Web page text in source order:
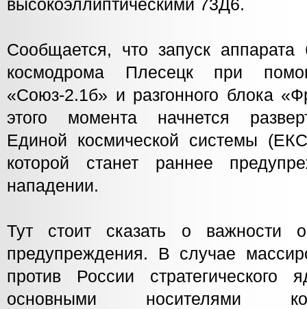
высокоэллиптическими 73Д6.
Сообщается, что запуск аппарата
космодрома Плесецк при
«Союз-2.1б» и разгонного блока
этого момента начнется
Единой космической системы
которой станет раннее
нападении.
Тут стоит сказать о важности
предупреждения. В случае
против России стратегического
основными носителями